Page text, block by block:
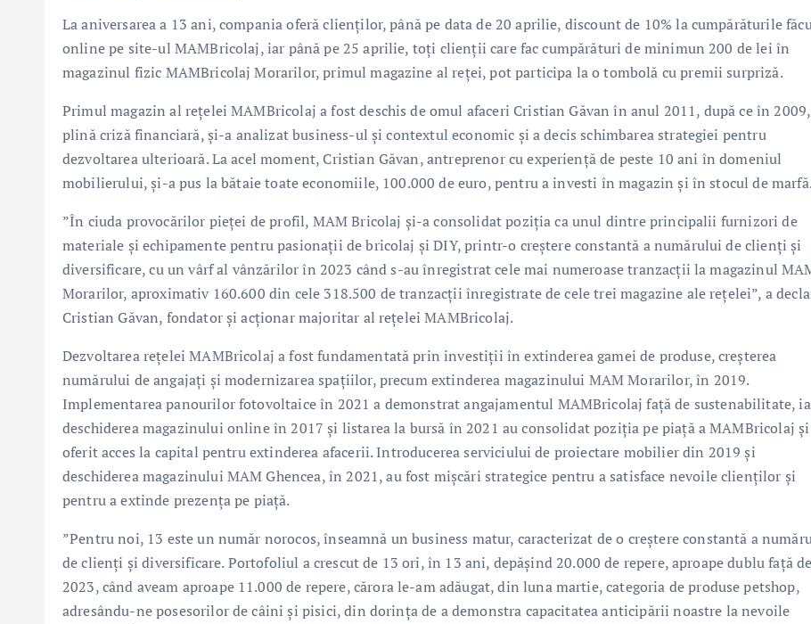
La aniversarea a 13 ani, compania oferă clienților, până pe data de 20 aprilie, discount de 10% la cumpărăturile
online pe site-ul MAMBricolaj, iar până pe 25 aprilie, toți clienții care fac cumpărături de minimun 200 de lei în
magazinul fizic MAMBricolaj Morarilor, primul magazine al reței, pot participa la o tombolă cu premii surpriză.
Primul magazin al rețelei MAMBricolaj a fost deschis de omul afaceri Cristian Găvan în anul 2011, după ce în
plină criză financiară, și-a analizat business-ul și contextul economic și a decis schimbarea strategiei pentru
dezvoltarea ulterioară. La acel moment, Cristian Găvan, antreprenor cu experiență de peste 10 ani în domeniul
mobilierului, și-a pus la bătaie toate economiile, 100.000 de euro, pentru a investi în magazin și în stocul de
”În ciuda provocărilor pieței de profil, MAM Bricolaj și-a consolidat poziția ca unul dintre principalii furnizori de
materiale și echipamente pentru pasionații de bricolaj și DIY, printr-o creștere constantă a numărului de clienți și
diversificare, cu un vârf al vânzărilor în 2023 când s-au înregistrat cele mai numeroase tranzacții la magazinul
Morarilor, aproximativ 160.600 din cele 318.500 de tranzacții înregistrate de cele trei magazine ale rețelei”, a
Cristian Găvan, fondator și acționar majoritar al rețelei MAMBricolaj.
Dezvoltarea rețelei MAMBricolaj a fost fundamentată prin investiții în extinderea gamei de produse, creșterea
numărului de angajați și modernizarea spațiilor, precum extinderea magazinului MAM Morarilor, în 2019.
Implementarea panourilor fotovoltaice în 2021 a demonstrat angajamentul MAMBricolaj față de sustenabilitate,
deschiderea magazinului online în 2017 și listarea la bursă în 2021 au consolidat poziția pe piață a MAMBricolaj
oferit acces la capital pentru extinderea afacerii. Introducerea serviciului de proiectare mobilier din 2019 și
deschiderea magazinului MAM Ghencea, în 2021, au fost mișcări strategice pentru a satisface nevoile clienților și
pentru a extinde prezența pe piață.
”Pentru noi, 13 este un număr norocos, înseamnă un business matur, caracterizat de o creștere constantă a
de clienți și diversificare. Portofoliul a crescut de 13 ori, în 13 ani, depășind 20.000 de repere, aproape dublu față de
2023, când aveam aproape 11.000 de repere, cărora le-am adăugat, din luna martie, categoria de produse petshop,
adresându-ne posesorilor de câini și pisici, din dorința de a demonstra capacitatea anticipării noastre la nevoile